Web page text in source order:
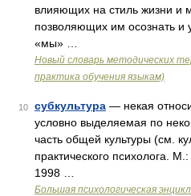
влияющих на стиль жизни и
позволяющих им осознать и
«мы» …
Новый словарь методических
практика обучения языкам)
10 субкультура — некая
условно выделяемая по
часть общей культуры (см.
практического психолога.
1998 …
Большая психологическая